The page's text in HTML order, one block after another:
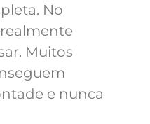
No
Muitos
e nunca